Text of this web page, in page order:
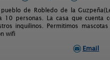
de Robledo de la
10 personas. La casa que cuenta
inquilinos. Permitimos
wifi
Email